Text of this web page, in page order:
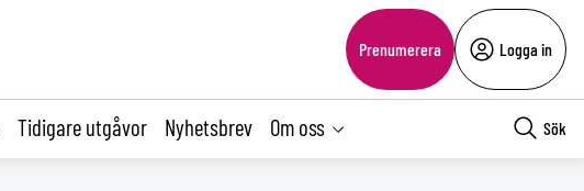
Prenumerera Logga in
Tidigare utgåvor Nyhetsbrev Om oss Sök